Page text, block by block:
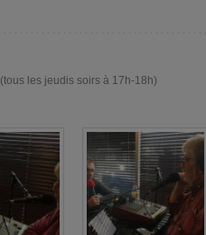
les jeudis soirs à 17h-18h)